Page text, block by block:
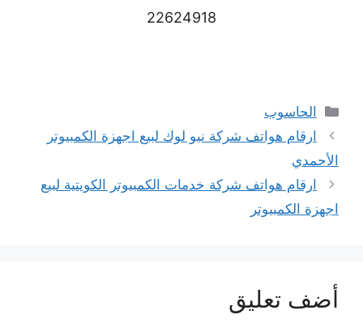
22624918
التصنيفات
الحاسوب
ارقام هواتف شركة نيو لوك لبيع اجهزة الكمبيوتر
الأحمدي
ارقام هواتف شركة خدمات الكمبيوتر الكويتية لبيع
اجهزة الكمبيوتر
أضف تعليق